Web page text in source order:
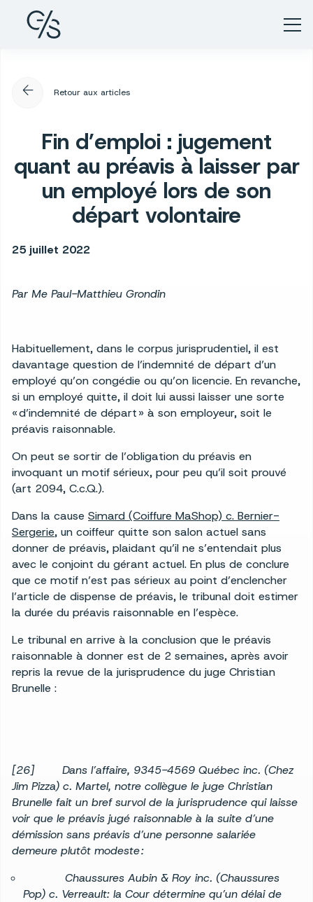
arrow_back Retour aux articles
Fin d’emploi : jugement
quant au préavis à laisser par
un employé lors de son
départ volontaire
25 juillet 2022
Par Me Paul-Matthieu Grondin
Habituellement, dans le corpus jurisprudentiel, il est
davantage question de l’indemnité de départ d’un
employé qu’on congédie ou qu’on licencie. En revanche,
si un employé quitte, il doit lui aussi laisser une sorte
« d’indemnité de départ » à son employeur, soit le
préavis raisonnable.
On peut se sortir de l’obligation du préavis en
invoquant un motif sérieux, pour peu qu’il soit prouvé
(art 2094, C.c.Q.).
Dans la cause Simard (Coiffure MaShop) c. Bernier-
Sergerie, un coiffeur quitte son salon actuel sans
donner de préavis, plaidant qu’il ne s’entendait plus
avec le conjoint du gérant actuel. En plus de conclure
que ce motif n’est pas sérieux au point d’enclencher
l’article de dispense de préavis, le tribunal doit estimer
la durée du préavis raisonnable en l’espèce.
Le tribunal en arrive à la conclusion que le préavis
raisonnable à donner est de 2 semaines, après avoir
repris la revue de la jurisprudence du juge Christian
Brunelle :
[26] Dans l’affaire, 9345-4569 Québec inc. (Chez
Jim Pizza) c. Martel, notre collègue le juge Christian
Brunelle fait un bref survol de la jurisprudence qui laisse
voir que le préavis jugé raisonnable à la suite d’une
démission sans préavis d’une personne salariée
demeure plutôt modeste :
Chaussures Aubin & Roy inc. (Chaussures
Pop) c. Verreault: la Cour détermine qu’un délai de